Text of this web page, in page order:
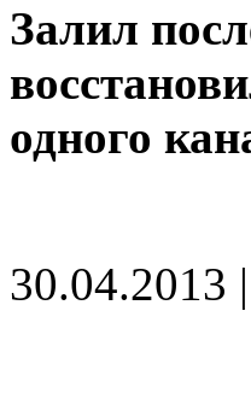
Залил
одного
30.04.2013 |